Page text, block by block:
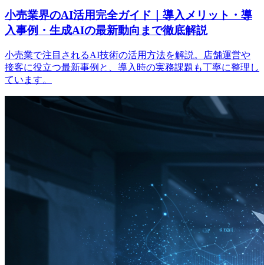
小売業界のAI活用完全ガイド｜導入メリット・導
入事例・生成AIの最新動向まで徹底解説
小売業で注目されるAI技術の活用方法を解説。店舗運営や
接客に役立つ最新事例と、導入時の実務課題も丁寧に整理し
ています。